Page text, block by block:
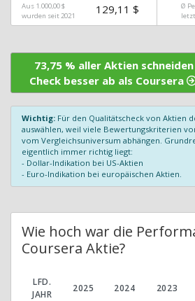
Aus 1.000,00 $
wurden seit 2021
129,11 $
Ø
73,75 % aller Aktien
Check besser ab als Coursera
Wichtig: Für den Qualitätscheck von Aktien
auswählen, weil viele Bewertungskriterien
vom Vergleichsuniversum abhängen.
eigentlich immer richtig liegt:
- Dollar-Indikation bei US-Aktien
- Euro-Indikation bei europäischen Aktien.
Wie hoch war die
Coursera Aktie?
LFD.
JAHR
2025 2024 2023